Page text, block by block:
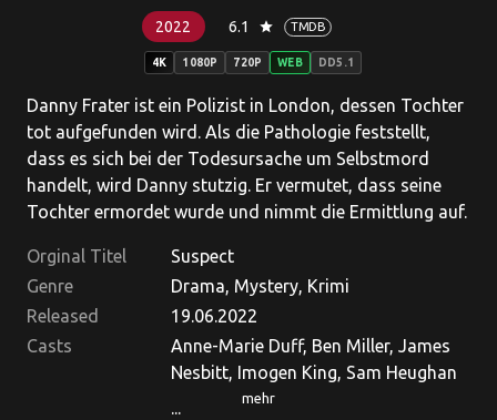
2022 6.1 star TMDB
4K 1080P 720P WEB DD5.1
Danny Frater ist ein Polizist in London, dessen Tochter
tot aufgefunden wird. Als die Pathologie feststellt,
dass es sich bei der Todesursache um Selbstmord
handelt, wird Danny stutzig. Er vermutet, dass seine
Tochter ermordet wurde und nimmt die Ermittlung auf.
Orginal Titel
Suspect
Genre
Drama, Mystery, Krimi
Released
19.06.2022
Casts
Anne-Marie Duff, Ben Miller, James
Nesbitt, Imogen King, Sam Heughan
...
mehr